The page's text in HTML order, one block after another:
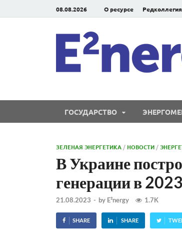
08.08.2026 О ресурсе Редколлегия
ГОСУДАРСТВО
ЗЕЛЕНАЯ ЭНЕРГЕТИКА /НОВОСТИ /
В Украине
генерации в
21.08.2023 - by E²nergy 1.7K
SHARE SHARE